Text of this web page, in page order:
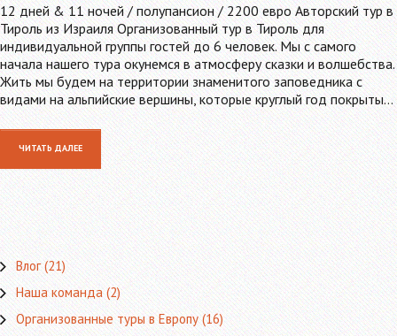
12 дней & 11 ночей / полупансион / 2200 евро Авторский тур в
Тироль из Израиля Организованный тур в Тироль для
индивидуальной группы гостей до 6 человек. Мы с самого
начала нашего тура окунемся в атмосферу сказки и волшебства.
Жить мы будем на территории знаменитого заповедника с
видами на альпийские вершины, которые круглый год покрыты…
ЧИТАТЬ ДАЛЕЕ
Влог(21)
Наша команда(2)
Организованные туры в Европу(16)